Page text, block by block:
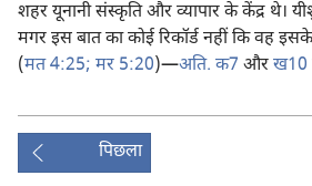
शहर यूनानी संस्कृति और व्यापार के केंद्र थे।
मगर इस बात का कोई रिकॉर्ड नहीं कि वह
(मत 4:25; मर 5:20)​—अति. क7 औरख10
पिछला